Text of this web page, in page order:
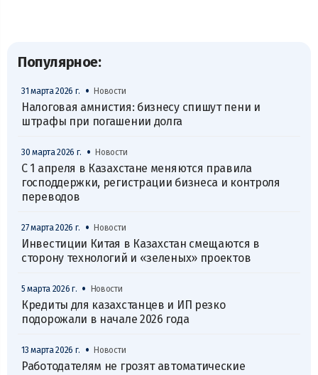
Популярное:
31 марта 2026 г. • Новости
Налоговая амнистия: бизнесу спишут пени и
штрафы при погашении долга
30 марта 2026 г. • Новости
С 1 апреля в Казахстане меняются правила
господдержки, регистрации бизнеса и контроля
переводов
27 марта 2026 г. • Новости
Инвестиции Китая в Казахстан смещаются в
сторону технологий и «зеленых» проектов
5 марта 2026 г. • Новости
Кредиты для казахстанцев и ИП резко
подорожали в начале 2026 года
13 марта 2026 г. • Новости
Работодателям не грозят автоматические